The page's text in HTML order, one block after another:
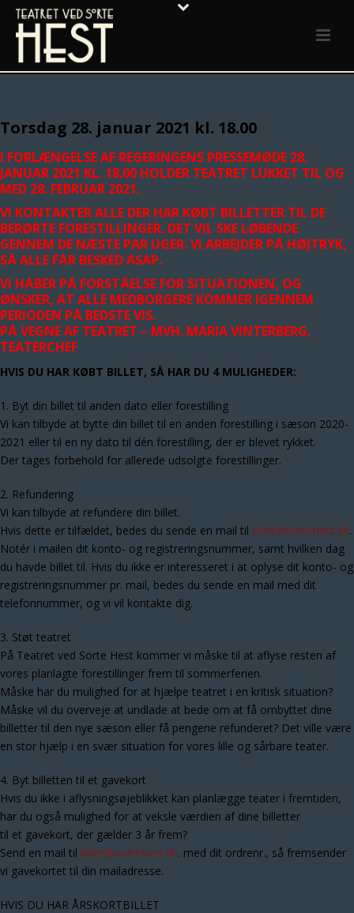
Torsdag 28. januar 2021 kl. 18.00
I FORLÆNGELSE AF REGERINGENS PRESSEMØDE 28.
JANUAR 2021 KL. 18.00 HOLDER TEATRET LUKKET TIL OG
MED 28. FEBRUAR 2021.
VI KONTAKTER ALLE DER HAR KØBT BILLETTER TIL DE
BERØRTE FORESTILLINGER. DET VIL SKE LØBENDE
GENNEM DE NÆSTE PAR UGER. VI ARBEJDER PÅ HØJTRYK,
SÅ ALLE FÅR BESKED ASAP.
VI HÅBER PÅ FORSTÅELSE FOR SITUATIONEN, OG
ØNSKER, AT ALLE MEDBORGERE KOMMER IGENNEM
PERIODEN PÅ BEDSTE VIS.
PÅ VEGNE AF TEATRET – MVH. MARIA VINTERBERG,
TEATERCHEF
HVIS DU HAR KØBT BILLET, SÅ HAR DU 4 MULIGHEDER:
1. Byt din billet til anden dato eller forestilling
Vi kan tilbyde at bytte din billet til en anden forestilling i sæson 2020-
2021 eller til en ny dato til dén forestilling, der er blevet rykket.
Der tages forbehold for allerede udsolgte forestillinger.
2. Refundering
Vi kan tilbyde at refundere din billet.
Hvis dette er tilfældet, bedes du sende en mail til billet@sortehest.dk.
Notér i mailen dit konto- og registreringsnummer, samt hvilken dag
du havde billet til. Hvis du ikke er interesseret i at oplyse dit konto- og
registreringsnummer pr. mail, bedes du sende en mail med dit
telefonnummer, og vi vil kontakte dig.
3. Støt teatret
På Teatret ved Sorte Hest kommer vi måske til at aflyse resten af
vores planlagte forestillinger frem til sommerferien.
Måske har du mulighed for at hjælpe teatret i en kritisk situation?
Måske vil du overveje at undlade at bede om at få ombyttet dine
billetter til den nye sæson eller få pengene refunderet? Det ville være
en stor hjælp i en svær situation for vores lille og sårbare teater.
4. Byt billetten til et gavekort
Hvis du ikke i aflysningsøjeblikket kan planlægge teater i fremtiden,
har du også mulighed for at veksle værdien af dine billetter
til et gavekort, der gælder 3 år frem?
Send en mail til billet@sortehest.dk. med dit ordrenr., så fremsender
vi gavekortet til din mailadresse.
HVIS DU HAR ÅRSKORTBILLET